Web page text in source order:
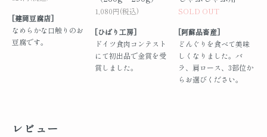
[建岡豆腐店]
なめらかな口触りのお
豆腐です。
1,080円(税込)
[ひばり工房]
ドイツ食肉コンテスト
にて初出品で金賞を受
賞しました。
SOLD OUT
[阿蘇品畜産]
どんぐりを食べて美味
しくなりました。バ
ラ、肩ロース、3部位か
らお選びください。
レビュー